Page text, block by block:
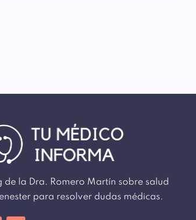
de la Dra. Romero Martín sobre salud
para resolver dudas médicas.